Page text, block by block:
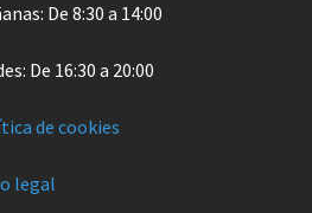
De 8:30 a 14:00
De 16:30 a 20:00
de cookies
legal